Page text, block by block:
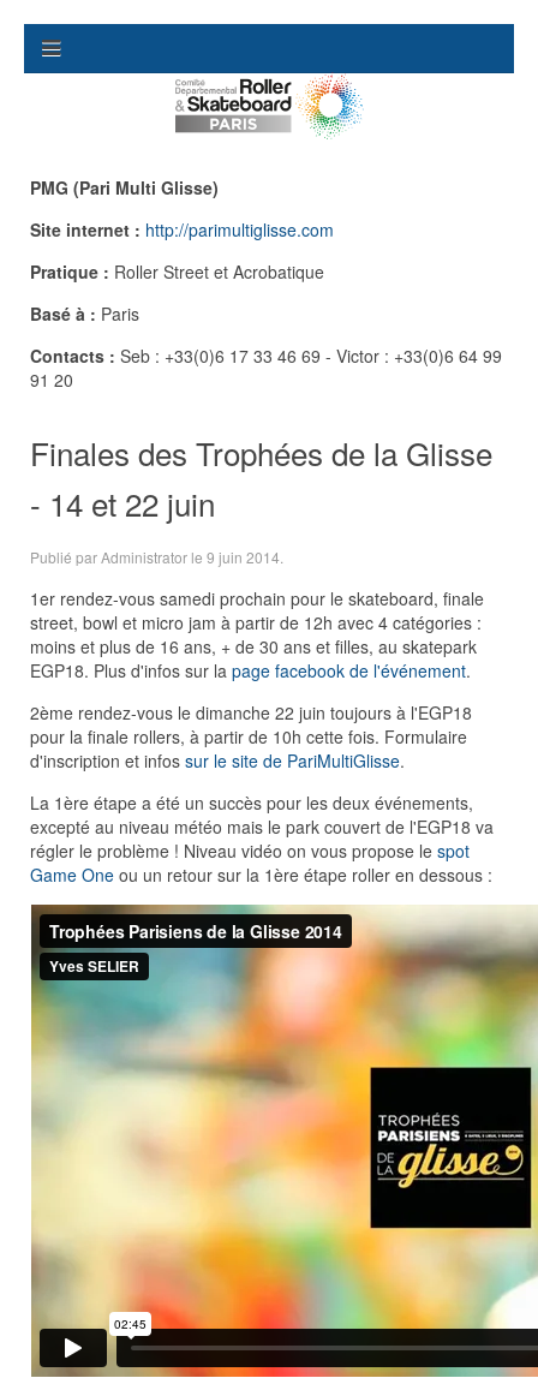
PMG (Pari Multi Glisse)
Site internet : http://parimultiglisse.com
Pratique : Roller Street et Acrobatique
Basé à : Paris
Contacts : Seb : +33(0)6 17 33 46 69 - Victor : +33(0)6 64 99
91 20
Finales des Trophées de la Glisse
- 14 et 22 juin
Publié par Administrator le 9 juin 2014
1er rendez-vous samedi prochain pour le skateboard, finale
street, bowl et micro jam à partir de 12h avec 4 catégories :
moins et plus de 16 ans, + de 30 ans et filles, au skatepark
EGP18. Plus d'infos sur la page facebook de l'événement.
2ème rendez-vous le dimanche 22 juin toujours à l'EGP18
pour la finale rollers, à partir de 10h cette fois. Formulaire
d'inscription et infos sur le site de PariMultiGlisse.
La 1ère étape a été un succès pour les deux événements,
excepté au niveau météo mais le park couvert de l'EGP18 va
régler le problème ! Niveau vidéo on vous propose le spot
Game One ou un retour sur la 1ère étape roller en dessous :